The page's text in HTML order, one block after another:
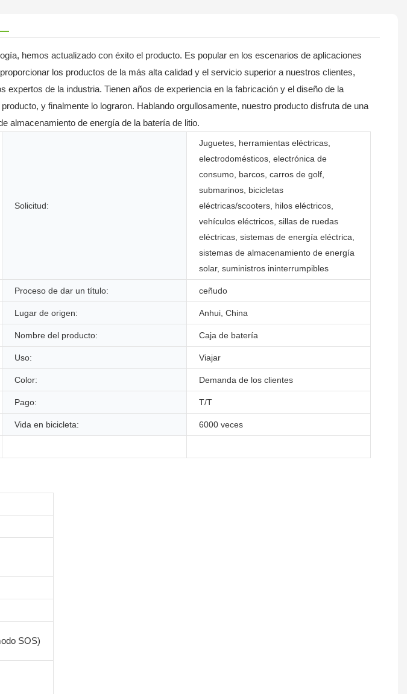
hemos actualizado con éxito el producto. Es popular en los escenarios de aplicaciones
los productos de la más alta calidad y el servicio superior a nuestros clientes,
de la industria. Tienen años de experiencia en la fabricación y el diseño de la
y finalmente lo lograron. Hablando orgullosamente, nuestro producto disfruta de una
almacenamiento de energía de la batería de litio.
Solicitud:
Juguetes, herramientas eléctricas,
electrodomésticos, electrónica de
consumo, barcos, carros de golf,
submarinos, bicicletas
eléctricas/scooters, hilos eléctricos,
vehículos eléctricos, sillas de ruedas
eléctricas, sistemas de energía eléctrica,
sistemas de almacenamiento de energía
solar, suministros ininterrumpibles
Proceso de dar un título: ceñudo
Lugar de origen: Anhui, China
Nombre del producto: Caja de batería
Uso: Viajar
Color: Demanda de los clientes
Pago: T/T
Vida en bicicleta: 6000 veces
SOS)